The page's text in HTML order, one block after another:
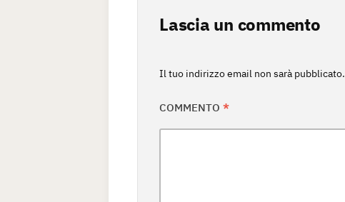
Lascia un commento
Il tuo indirizzo email non sarà pubblicato.
COMMENTO *